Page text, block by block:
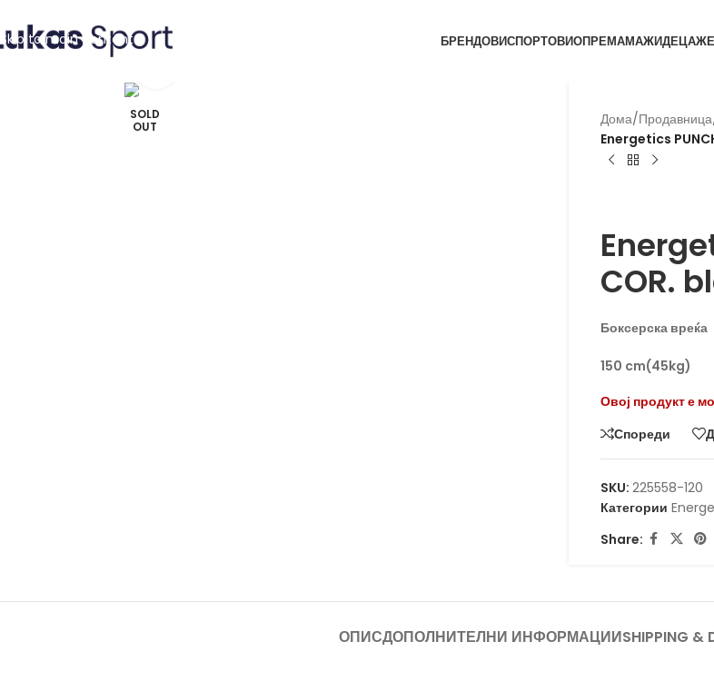
Skip to main content
БРЕНДОВИСПОРТОВИОПРЕМАМАЖИДЕЦА
SOLD
OUT
Дома/Продавница
Energetics
COR.
Боксерска вреќа
150 cm(45kg)
Овој продукт е
Спореди
SKU: 225558-120
Категории
Share:
ОПИСДОПОЛНИТЕЛНИ ИНФОРМАЦИИSHIPPING &